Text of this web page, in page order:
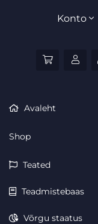
Konto
Avaleht
Shop
Teated
Teadmistebaas
Võrgu staatus